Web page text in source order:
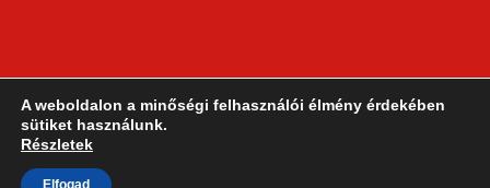
A weboldalon a minőségi felhasználói élmény érdekében
sütiket használunk.
Részletek
Elfogad